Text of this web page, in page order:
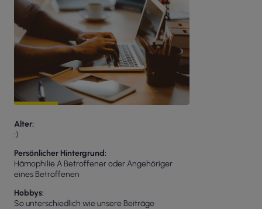
Alter
:)
Persönlicher Hintergrund
Hämophilie A Betroffener oder Angehöriger
eines Betroffenen
Hobbys
So unterschiedlich wie unsere Beiträge